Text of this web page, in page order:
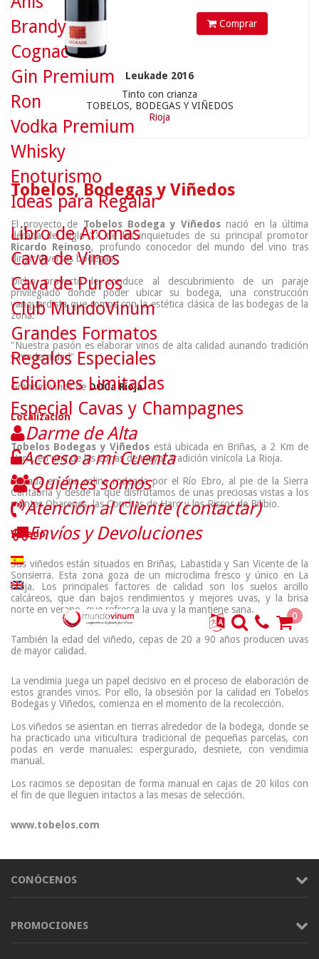
Comprar
Leukade 2016
Tinto con crianza
TOBELOS, BODEGAS Y VIÑEDOS
Rioja
Tobelos, Bodegas y Viñedos
El proyecto de Tobelos Bodega y Viñedos nació en la última
década del siglo XX de las inquietudes de su principal promotor
Ricardo Reinoso, profundo conocedor del mundo del vino tras
dirigir diversas bodegas.
Dicho proyecto le conduce al descubrimiento de un paraje
privilegiado donde poder ubicar su bodega, una construcción
vanguardista que rompe con la estética clásica de las bodegas de la
zona.
"Nuestra pasión es elaborar vinos de alta calidad aunando tradición
y modernidad"
Grandes vinos de DOCa Rioja.
Localización
Tobelos Bodegas y Viñedos está ubicada en Briñas, a 2 Km de
Haro, en una de las zonas de mayor tradición vinícola La Rioja.
Situada en una colina rodeada por el Río Ebro, al pie de la Sierra
Cantabria y desde la que disfrutamos de unas preciosas vistas a los
montes Obarenes, las Conchas de Haro y los Riscos de Bilibio.
Viñedo
Sus viñedos están situados en Briñas, Labastida y San Vicente de la
Sonsierra. Esta zona goza de un microclima fresco y único en La
Rioja. Los principales factores de calidad son los suelos arcillo
calcáreos, que dan bajos rendimientos y mejores uvas, y la brisa
norte en verano, que refresca la uva y la mantiene sana.
También la edad del viñedo, cepas de 20 a 90 años producen uvas
de mayor calidad.
La vendimia juega un papel decisivo en el proceso de elaboración de
estos grandes vinos. Por ello, la obsesión por la calidad en Tobelos
Bodegas y Viñedos, comienza en el momento de la recolección.
Los viñedos se asientan en tierras alrededor de la bodega, donde se
ha practicado una viticultura tradicional de pequeñas parcelas, con
podas en verde manuales: espergurado, desniete, con vendimia
manual.
Los racimos se depositan de forma manual en cajas de 20 kilos con
el fin de que lleguen intactos a las mesas de selección.
www.tobelos.com
CONÓCENOS
PROMOCIONES
Brandy
Cognac
Gin Premium
Ron
Vodka Premium
Whisky
Enoturismo
Ideas para Regalar
Libro de Aromas
Cava de Vinos
Cava de Puros
Club MundoVinum
Grandes Formatos
Regalos Especiales
Ediciones Limitadas
Especial Cavas y Champagnes
Darme de Alta
Acceso a mi Cuenta
Quiénes somos
Atención al Cliente (contactar)
Envíos y Devoluciones
0